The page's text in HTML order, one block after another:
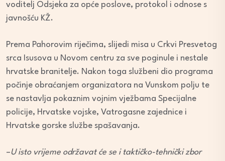
voditelj Odsjeka za opće poslove, protokol i odnose s
javnošću KŽ.
Prema Pahorovim riječima, slijedi misa u Crkvi Presvetog
srca Isusova u Novom centru za sve poginule i nestale
hrvatske branitelje. Nakon toga službeni dio programa
počinje obraćanjem organizatora na Vunskom polju te
se nastavlja pokaznim vojnim vježbama Specijalne
policije, Hrvatske vojske, Vatrogasne zajednice i
Hrvatske gorske službe spašavanja.
–U isto vrijeme održavat će se i taktičko-tehnički zbor